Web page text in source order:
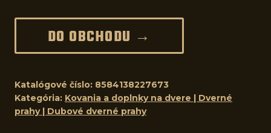
DO OBCHODU →
Katalógové číslo: 8584138227673
Kategória: Kovania a doplnky na dvere | Dverné
prahy | Dubové dverné prahy